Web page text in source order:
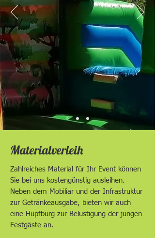
Materialverleih
Zahlreiches Material für Ihr Event können
Sie bei uns kostengünstig ausleihen.
Neben dem Mobiliar und der Infrastruktur
zur Getränkeausgabe, bieten wir auch
eine Hüpfburg zur Belustigung der jungen
Festgäste an.